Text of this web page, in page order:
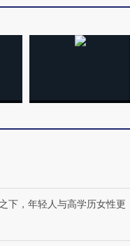
下，年轻人与高学历女性更